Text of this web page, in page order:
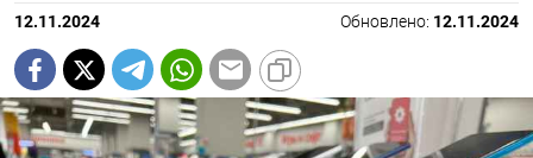
12.11.2024 Обновлено: 12.11.2024